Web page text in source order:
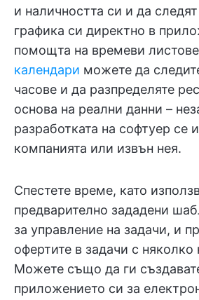
и наличността си и да
графика си директно в
помощта на времеви
календари можете да
часове и да разпределяте
основа на реални данни –
разработката на софтуер се
компанията или извън нея.
Спестете време, като
предварително зададени
за управление на задачи, и
офертите в задачи с няколко
Можете също да ги
приложението си за